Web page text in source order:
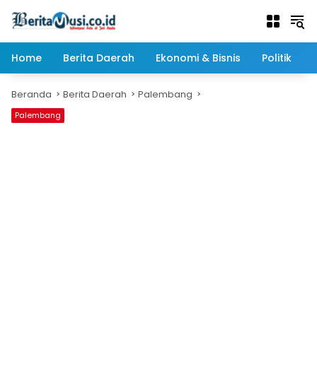
Home
Berita Daerah Ekonomi & Bisnis Politik
Beranda Berita Daerah Palembang
Palembang